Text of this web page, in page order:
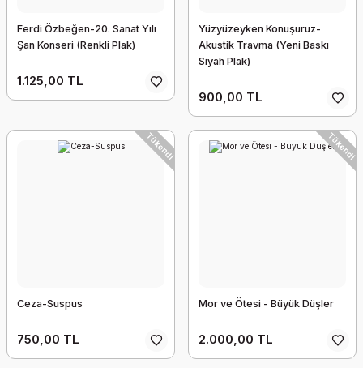
Ferdi Özbeğen-20. Sanat Yılı
Şan Konseri (Renkli Plak)
1.125,00 TL
Yüzyüzeyken Konuşuruz-
Akustik Travma (Yeni Baskı
Siyah Plak)
900,00 TL
Tükendi
Ceza-Suspus
750,00 TL
Tükendi
Mor ve Ötesi - Büyük Düşler
2.000,00 TL